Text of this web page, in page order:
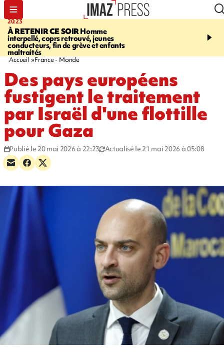
20:23
À RETENIR CE SOIRHomme
interpellé, coprs retrouvé, jeunes
conducteurs, fin de grève et enfants
maltraités
06:04
à La Réunion - des
Accueil France - Monde
Des pays européens
fustigent le traitement
par Israël d'une flottille
pour Gaza
Publié le 20 mai 2026 à 22:23 Actualisé le 21 mai 2026 à 05:08